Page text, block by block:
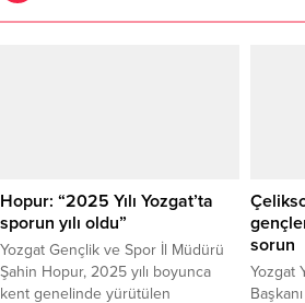
Hopur: “2025 Yılı Yozgat’ta
sporun yılı oldu”
Yozgat Gençlik ve Spor İl Müdürü
Şahin Hopur, 2025 yılı boyunca
kent genelinde yürütülen
sorun
Yozgat